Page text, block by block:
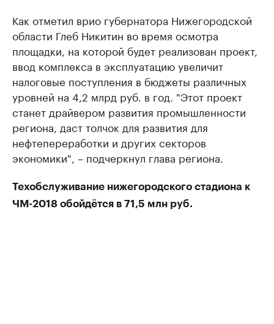
Как отметил врио губернатора Нижегородской
области Глеб Никитин во время осмотра
площадки, на которой будет реализован проект,
ввод комплекса в эксплуатацию увеличит
налоговые поступления в бюджеты различных
уровней на 4,2 млрд руб. в год. "Этот проект
станет драйвером развития промышленности
региона, даст толчок для развития для
нефтепереработки и других секторов
экономики", ​– подчеркнул глава региона.
Техобслуживание нижегородского стадиона к
ЧМ-2018 обойдётся в 71,5 млн руб.